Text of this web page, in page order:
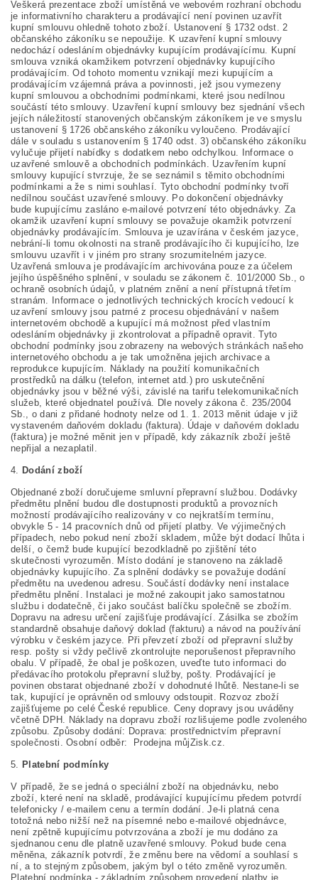
Veškerá prezentace zboží umístěná ve webovém rozhraní obchodu
je informativního charakteru a prodávající není povinen uzavřít
kupní smlouvu ohledně tohoto zboží. Ustanovení § 1732 odst. 2
občanského zákoníku se nepoužije. K uzavření kupní smlouvy
nedochází odesláním objednávky kupujícím prodávajícímu. Kupní
smlouva vzniká okamžikem potvrzení objednávky kupujícího
prodávajícím. Od tohoto momentu vznikají mezi kupujícím a
prodávajícím vzájemná práva a povinnosti, jež jsou vymezeny
kupní smlouvou a obchodními podmínkami, které jsou nedílnou
součástí této smlouvy. Uzavření kupní smlouvy bez sjednání všech
jejích náležitostí stanovených občanským zákoníkem je ve smyslu
ustanovení § 1726 občanského zákoníku vyloučeno. Prodávající
dále v souladu s ustanovením § 1740 odst. 3) občanského zákoníku
vylučuje přijetí nabídky s dodatkem nebo odchylkou. Informace o
uzavřené smlouvě a obchodních podmínkách. Uzavřením kupní
smlouvy kupující stvrzuje, že se seznámil s těmito obchodními
podmínkami a že s nimi souhlasí. Tyto obchodní podmínky tvoří
nedílnou součást uzavřené smlouvy. Po dokončení objednávky
bude kupujícímu zasláno e-mailové potvrzení této objednávky. Za
okamžik uzavření kupní smlouvy se považuje okamžik potvrzení
objednávky prodávajícím. Smlouva je uzavírána v českém jazyce,
nebrání-li tomu okolnosti na straně prodávajícího či kupujícího, lze
smlouvu uzavřít i v jiném pro strany srozumitelném jazyce.
Uzavřená smlouva je prodávajícím archivována pouze za účelem
jejího úspěšného splnění, v souladu se zákonem č. 101/2000 Sb., o
ochraně osobních údajů, v platném znění a není přístupná třetím
stranám. Informace o jednotlivých technických krocích vedoucí k
uzavření smlouvy jsou patrné z procesu objednávání v našem
internetovém obchodě a kupující má možnost před vlastním
odesláním objednávky ji zkontrolovat a případně opravit. Tyto
obchodní podmínky jsou zobrazeny na webových stránkách našeho
internetového obchodu a je tak umožněna jejich archivace a
reprodukce kupujícím. Náklady na použití komunikačních
prostředků na dálku (telefon, internet atd.) pro uskutečnění
objednávky jsou v běžné výši, závislé na tarifu telekomunikačních
služeb, které objednatel používá. Dle novely zákona č. 235/2004
Sb., o dani z přidané hodnoty nelze od 1. 1. 2013 měnit údaje v již
vystaveném daňovém dokladu (faktura). Údaje v daňovém dokladu
(faktura) je možné měnit jen v případě, kdy zákazník zboží ještě
nepřijal a nezaplatil.
4. Dodání zboží
Objednané zboží doručujeme smluvní přepravní službou. Dodávky
předmětu plnění budou dle dostupnosti produktů a provozních
možností prodávajícího realizovány v co nejkratším termínu,
obvykle 5 - 14 pracovních dnů od přijetí platby. Ve výjimečných
případech, nebo pokud není zboží skladem, může být dodací lhůta i
delší, o čemž bude kupující bezodkladně po zjištění této
skutečnosti vyrozuměn. Místo dodání je stanoveno na základě
objednávky kupujícího. Za splnění dodávky se považuje dodání
předmětu na uvedenou adresu. Součástí dodávky není instalace
předmětu plnění. Instalaci je možné zakoupit jako samostatnou
službu i dodatečně, či jako součást balíčku společně se zbožím.
Dopravu na adresu určení zajišťuje prodávající. Zásilka se zbožím
standardně obsahuje daňový doklad (fakturu) a návod na používání
výrobku v českém jazyce. Při převzetí zboží od přepravní služby
resp. pošty si vždy pečlivě zkontrolujte neporušenost přepravního
obalu. V případě, že obal je poškozen, uveďte tuto informaci do
předávacího protokolu přepravní služby, pošty. Prodávající je
povinen obstarat objednané zboží v dohodnuté lhůtě. Nestane-li se
tak, kupující je oprávněn od smlouvy odstoupit. Rozvoz zboží
zajišťujeme po celé České republice. Ceny dopravy jsou uváděny
včetně DPH. Náklady na dopravu zboží rozlišujeme podle zvoleného
způsobu. Způsoby dodání: Doprava: prostřednictvím přepravní
společnosti. Osobní odběr: Prodejna můjZisk.cz.
5. Platební podmínky
V případě, že se jedná o speciální zboží na objednávku, nebo
zboží, které není na skladě, prodávající kupujícímu předem potvrdí
telefonicky / e-mailem cenu a termín dodání. Je-li platná cena
totožná nebo nižší než na písemné nebo e-mailové objednávce,
není zpětně kupujícímu potvrzována a zboží je mu dodáno za
sjednanou cenu dle platně uzavřené smlouvy. Pokud bude cena
měněna, zákazník potvrdí, že změnu bere na vědomí a souhlasí s
ní, a to stejným způsobem, jakým byl o této změně vyrozuměn.
Platební podmínka - základním způsobem provedení platby je